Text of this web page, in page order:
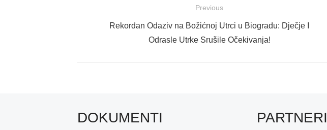
objava
Previous
Previous
Rekordan Odaziv na Božićnoj Utrci u Biogradu: Dječje I
Odrasle Utrke Srušile Očekivanja!
DOKUMENTI PARTNERI